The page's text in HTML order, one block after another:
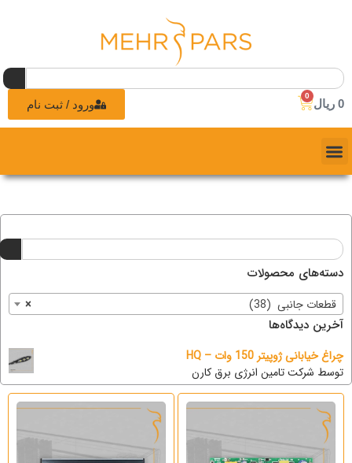
0 ریال
0
ورود / ثبت نام
دسته‌های محصولات
× قطعات جانبی (38)
آخرین دیدگاه‌ها
چراغ خیابانی ژوپیتر 150 وات – HQ
توسط شرکت تامین انرژی برق کارن